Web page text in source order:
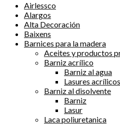
Airlessco
Alargos
Alta Decoración
Baixens
Barnices para la madera
Aceites y productos
Barniz acrílico
Barniz al agua
Lasures acrílicos
Barniz al disolvente
Barniz
Lasur
Laca poliuretanica